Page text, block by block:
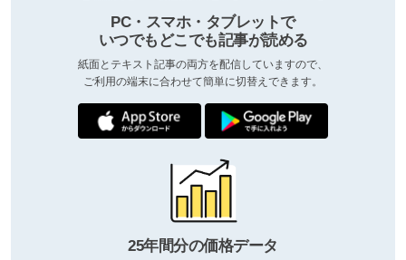
PC・スマホ・タブレットで
いつでもどこでも記事が読める
紙面とテキスト記事の両方を配信していますので、
ご利用の端末に合わせて簡単に切替えできます。
25年間分の価格データ